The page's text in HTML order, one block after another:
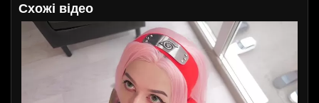
Схожі відео